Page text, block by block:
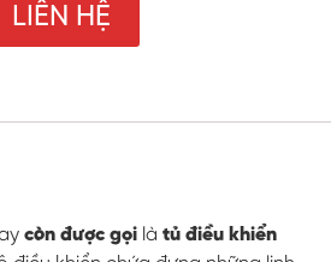
LIÊN HỆ
còn được gọi là tủ điều khiển